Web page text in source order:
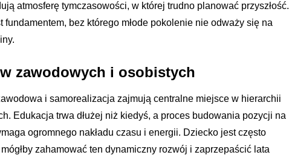
atmosferę tymczasowości, w której trudno planować przyszłość.
fundamentem, bez którego młode pokolenie nie odważy się na
zawodowych i osobistych
i samorealizacja zajmują centralne miejsce w hierarchii
Edukacja trwa dłużej niż kiedyś, a proces budowania pozycji na
ogromnego nakładu czasu i energii. Dziecko jest często
zahamować ten dynamiczny rozwój i zaprzepaścić lata